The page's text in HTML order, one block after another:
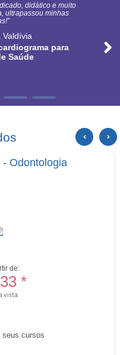
didático e muito
ultrapassou minhas
Valdívia
para
Saúde
Odontologia
de:
*
vista
seus cursos